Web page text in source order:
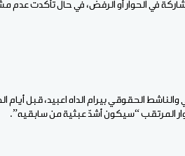
في الحوار أو الرفض، في حال تأكدت عدم
المرتقب “سيكون أشدّ عبثية من سابقيه”.